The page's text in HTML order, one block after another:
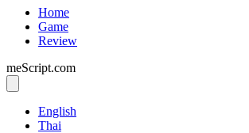
Home
Game
Review
meScript.com
English
Thai